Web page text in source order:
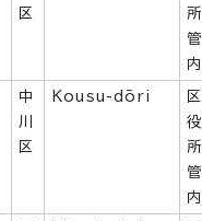
区
所
管
内
中
川
区
Kousu-dōri
区
役
所
管
内